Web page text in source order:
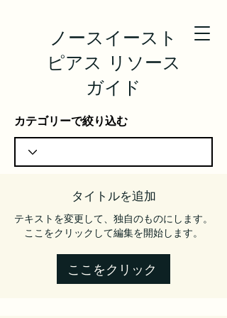
ノースイースト
ピアス リソース
ガイド
カテゴリーで絞り込む
タイトルを追加
テキストを変更して、独自のものにします。
ここをクリックして編集を開始します。
ここをクリック